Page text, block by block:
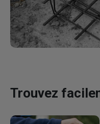
Trouvez